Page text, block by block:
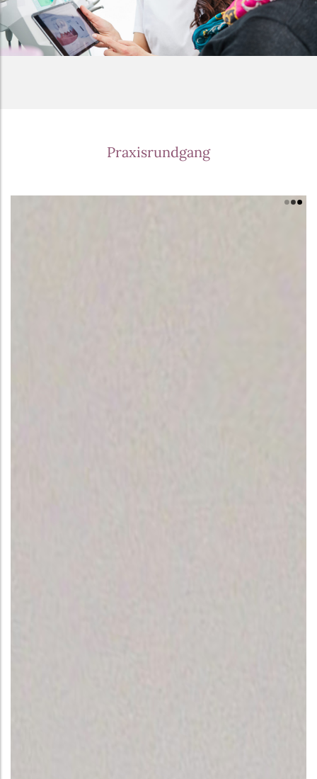
Praxisrundgang